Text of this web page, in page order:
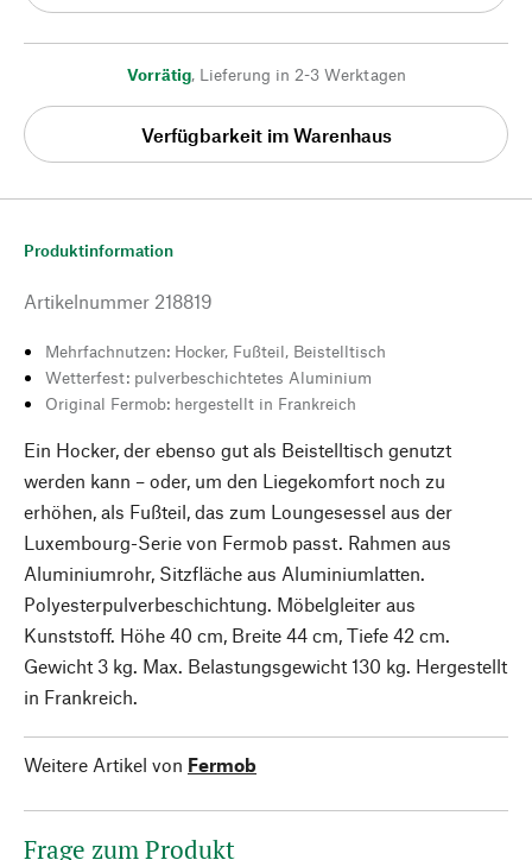
Vorrätig, Lieferung in 2-3 Werktagen
Verfügbarkeit im Warenhaus
Produktinformation
Artikelnummer 218819
Mehrfachnutzen: Hocker, Fußteil, Beistelltisch
Wetterfest: pulverbeschichtetes Aluminium
Original Fermob: hergestellt in Frankreich
Ein Hocker, der ebenso gut als Beistelltisch genutzt
werden kann – oder, um den Liegekomfort noch zu
erhöhen, als Fußteil, das zum Loungesessel aus der
Luxembourg-Serie von Fermob passt. Rahmen aus
Aluminiumrohr, Sitzfläche aus Aluminiumlatten.
Polyesterpulverbeschichtung. Möbelgleiter aus
Kunststoff. Höhe 40 cm, Breite 44 cm, Tiefe 42 cm.
Gewicht 3 kg. Max. Belastungsgewicht 130 kg. Hergestellt
in Frankreich.
Weitere Artikel von Fermob
Frage zum Produkt